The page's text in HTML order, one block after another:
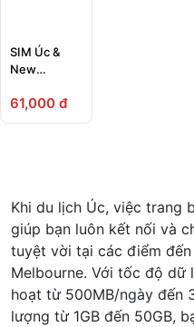
SIM Úc &
New
61,000 đ
Khi du lịch Úc, việc trang
giúp bạn luôn kết nối và
tuyệt vời tại các điểm
Melbourne. Với tốc độ dữ
hoạt từ 500MB/ngày đến
lượng từ 1GB đến 50GB,